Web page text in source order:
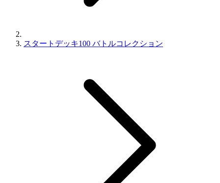
スタートデッキ100 バトルコレクション